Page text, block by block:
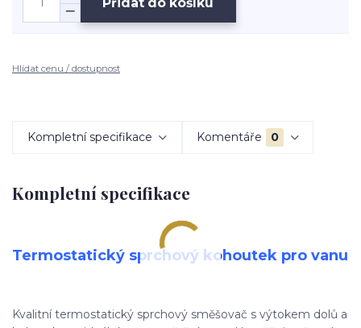
Hlídat cenu / dostupnost
Kompletní specifikace Komentáře 0
Kompletní specifikace
Termostatický sprchový kohoutek pro vanu
Kvalitní termostatický sprchový směšovač s výtokem dolů a